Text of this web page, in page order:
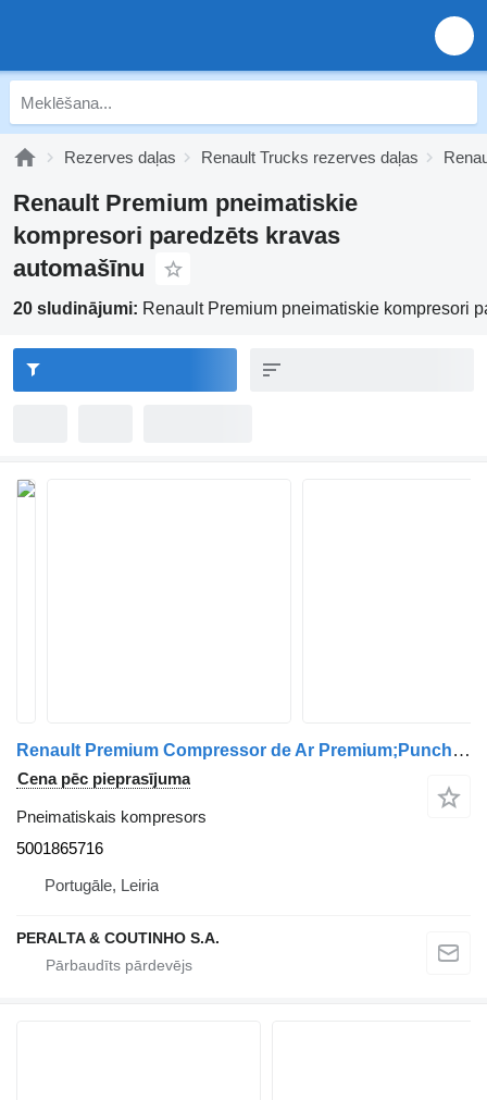
Rezerves daļas Renault Trucks rezerves daļas
Renault Premium pneimatiskie
kompresori paredzēts kravas
automašīnu
20 sludinājumi: Renault Premium pneimatiskie kompresori
Renault Premium Compressor de Ar Premium;Puncher 5001865716 pneimatiskais kompresors paredzēts Renault kravas automašīnas
Cena pēc pieprasījuma
Pneimatiskais kompresors
5001865716
Portugāle, Leiria
PERALTA & COUTINHO S.A.